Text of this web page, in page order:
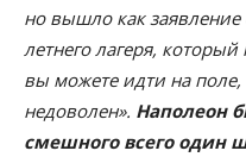
но вышло как
летнего лагеря,
вы можете идти на
недоволен». Наполеон
смешного всего один